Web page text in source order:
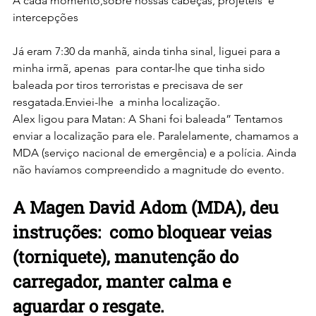
intercepções
Já eram 7:30 da manhã, ainda tinha sinal, liguei para a
minha irmã, apenas  para contar-lhe que tinha sido
baleada por tiros terroristas e precisava de ser
resgatada.Enviei-lhe  a minha localização.
Alex ligou para Matan: A Shani foi baleada” Tentamos
enviar a localização para ele. Paralelamente, chamamos a
MDA (serviço nacional de emergência) e a polícia. Ainda
não havíamos compreendido a magnitude do evento.
A Magen David Adom (MDA), deu
instruções:  como bloquear veias
(torniquete), manutenção do
carregador, manter calma e
aguardar o resgate.